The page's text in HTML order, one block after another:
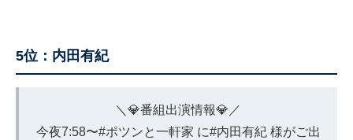
5位：内田有紀
＼💎番組出演情報💎／
今夜7:58〜#ポツンと一軒家 に#内田有紀様がご出